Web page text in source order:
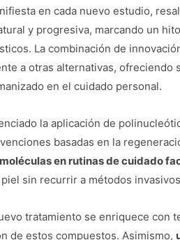
en cada nuevo estudio,
y progresiva, marcando un
La combinación de
a otras alternativas, ofreciendo
en el cuidado personal.
la aplicación de
basadas en la
en rutinas de cuidado
sin recurrir a métodos
tratamiento se enriquece con
de estos compuestos. Asimismo,